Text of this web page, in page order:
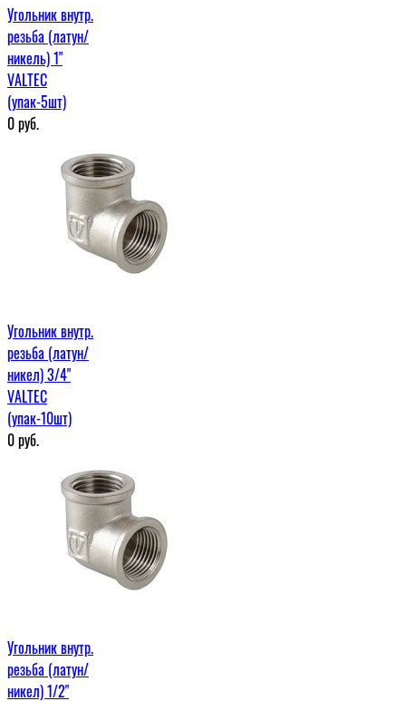
Угольник внутр.
резьба (латун/
никель) 1"
VALTEC
(упак-5шт)
0руб.
Угольник внутр.
резьба (латун/
никел) 3/4"
VALTEC
(упак-10шт)
0руб.
Угольник внутр.
резьба (латун/
никел) 1/2"